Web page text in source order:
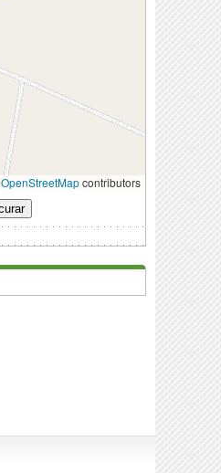
OpenStreetMapcontributors